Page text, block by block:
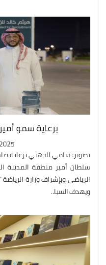
برعاية سمو
تصوير: سامي الجهني برعاية
سلطان أمير منطقة
الرياضي وبإشراف وزارة
ويهدف السبا..